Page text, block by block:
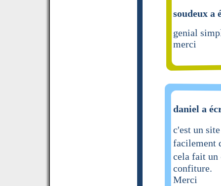
soudeux a
genial
merci
daniel a
c'est un
facilement
cela fait un
confiture.
Merci